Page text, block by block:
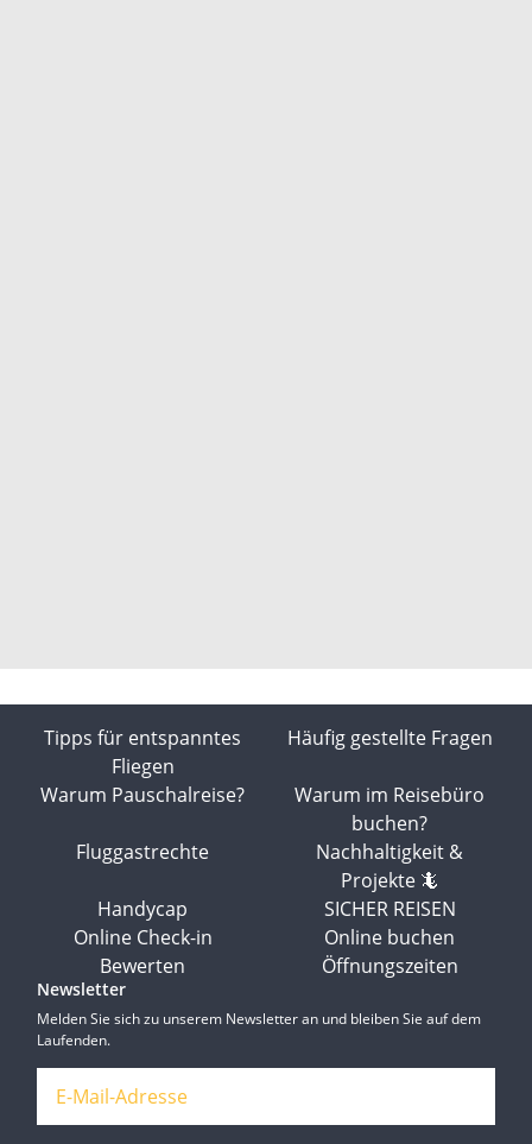
Tipps für entspanntes
Fliegen
Häufig gestellte Fragen
Warum Pauschalreise?
Warum im Reisebüro
buchen?
Fluggastrechte
Nachhaltigkeit &
Projekte 🦎
Handycap
SICHER REISEN
Online Check-in
Online buchen
Bewerten
Öffnungszeiten
Newsletter
Melden Sie sich zu unserem Newsletter an und bleiben Sie auf dem
Laufenden.